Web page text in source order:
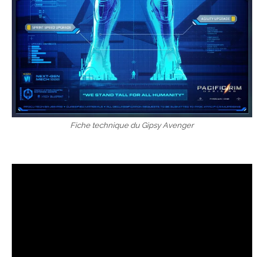
Fiche technique du Gipsy Avenger